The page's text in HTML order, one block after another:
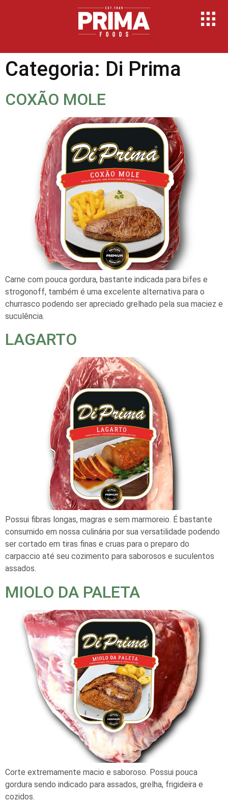
Categoria: Di Prima
COXÃO MOLE
Carne com pouca gordura, bastante indicada para bifes e
strogonoff, também é uma excelente alternativa para o
churrasco podendo ser apreciado grelhado pela sua maciez e
suculência.
LAGARTO
Possui fibras longas, magras e sem marmoreio. É bastante
consumido em nossa culinária por sua versatilidade podendo
ser cortado em tiras finas e cruas para o preparo do
carpaccio até seu cozimento para saborosos e suculentos
assados.
MIOLO DA PALETA
Corte extremamente macio e saboroso. Possui pouca
gordura sendo indicado para assados, grelha, frigideira e
cozidos.